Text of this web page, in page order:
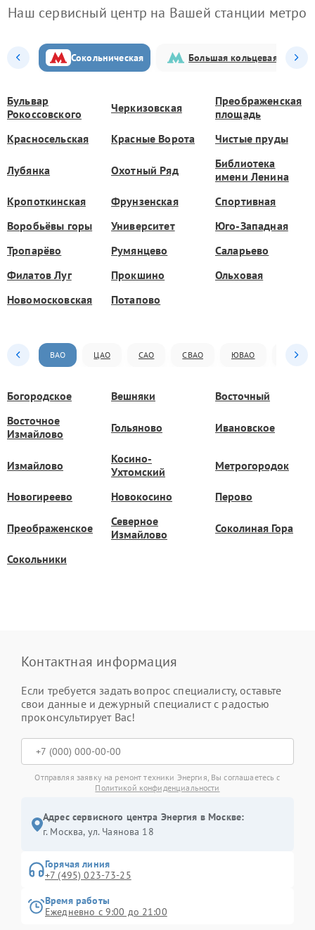
Наш сервисный центр на Вашей станции метро
Сокольническая Большая кольцевая
Бульвар
Рокоссовского
Черкизовская
Преображенская
площадь
Красносельская
Красные Ворота Чистые пруды
Лубянка Охотный Ряд
Библиотека
имени Ленина
Кропоткинская
Фрунзенская
Спортивная
Воробьёвы горы
Университет
Юго-Западная
Тропарёво
Румянцево
Саларьево
Филатов Луг
Прокшино
Ольховая
Новомосковская
Потапово
ВАО ЦАО САО СВАО ЮВАО ЮАО
Богородское Вешняки
Восточный
Восточное
Измайлово
Гольяново Ивановское
Измайлово
Косино-
Ухтомский
Метрогородок
Новогиреево Новокосино Перово
Преображенское
Северное
Измайлово
Соколиная Гора
Сокольники
Контактная информация
Если требуется задать вопрос специалисту, оставьте
свои данные и дежурный специалист с радостью
проконсультирует Вас!
Отправляя заявку на ремонт техники Энергия, Вы соглашаетесь с
Политикой конфиденциальности
Адрес сервисного центра Энергия в Москве:
г. Москва, ул. Чаянова 18
Горячая линия
+7 (495) 023-73-25
Время работы
Ежедневно с 9:00 до 21:00